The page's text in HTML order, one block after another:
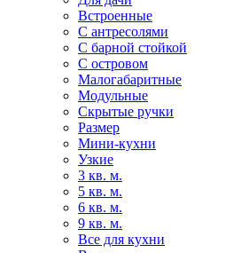
Встроенные
С антресолями
С барной стойкой
С островом
Малогабаритные
Модульные
Скрытые ручки
Размер
Мини-кухни
Узкие
3 кв. м.
5 кв. м.
6 кв. м.
9 кв. м.
Все для кухни